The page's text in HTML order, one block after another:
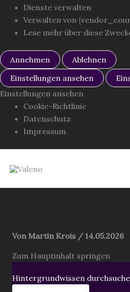
Dienste verwalten
Verwalten von
Lese mehr über diese
Annehmen
Ablehnen
Einstellungen ansehen
Einstellungen ansehen
Cookie-Richtlinie
Datenschutz
Impressum
Inhalt
Von Martin Krois / 14.05.2026
Zum Hauptinhalt springen
Hintergrundwissen